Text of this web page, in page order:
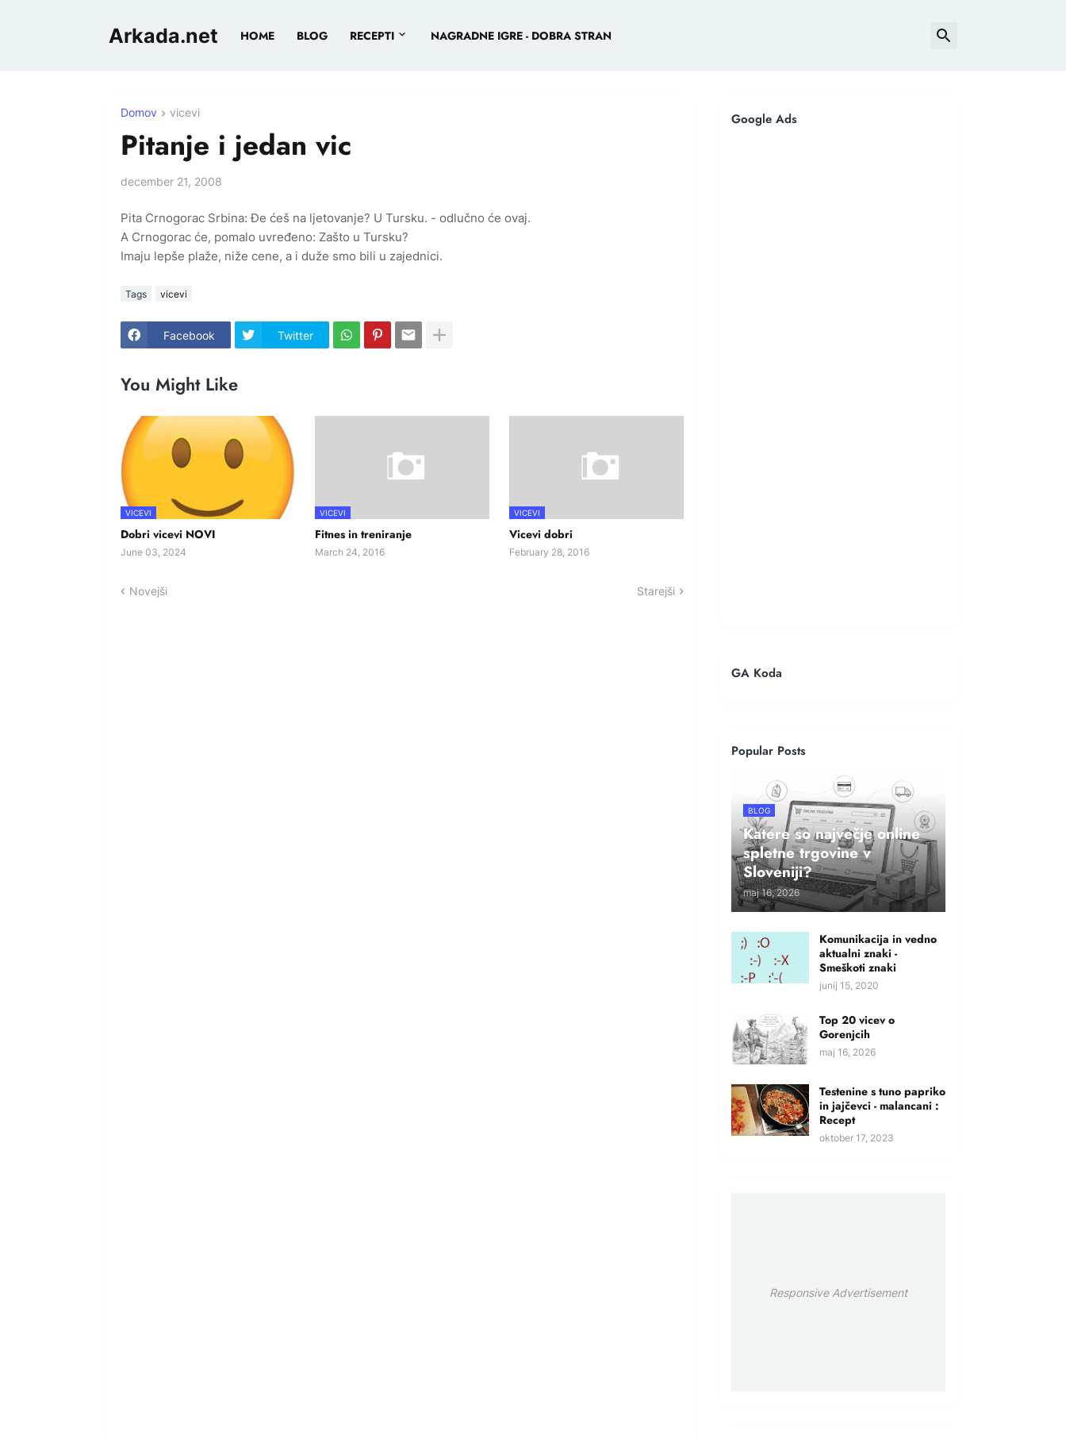
Arkada.net HOME BLOG RECEPTI NAGRADNE IGRE - DOBRA STRAN
Domov vicevi
Pitanje i jedan vic
december 21, 2008
Pita Crnogorac Srbina: Đe ćeš na ljetovanje? U Tursku. - odlučno će ovaj.
A Crnogorac će, pomalo uvređeno: Zašto u Tursku?
Imaju lepše plaže, niže cene, a i duže smo bili u zajednici.
Tags vicevi
Facebook Twitter
You Might Like
VICEVI
Dobri vicevi NOVI
June 03, 2024
VICEVI
Fitnes in treniranje
March 24, 2016
VICEVI
Vicevi dobri
February 28, 2016
Novejši Starejši
Google Ads
GA Koda
Popular Posts
BLOG
Katere so največje online
spletne trgovine v
Sloveniji?
maj 16, 2026
Komunikacija in vedno
aktualni znaki -
Smeškoti znaki
junij 15, 2020
Top 20 vicev o
Gorenjcih
maj 16, 2026
Testenine s tuno papriko
in jajčevci - malancani :
Recept
oktober 17, 2023
Responsive Advertisement